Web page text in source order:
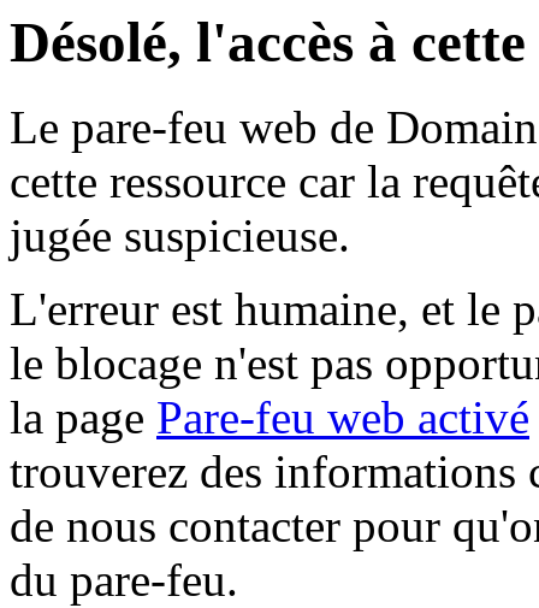
Désolé, l'accès à
Le pare-feu web de
cette ressource car la
jugée suspicieuse.
L'erreur est humaine, et le
le blocage n'est pas
la page Pare-feu web activé
trouverez des informations
de nous contacter pour
du pare-feu.